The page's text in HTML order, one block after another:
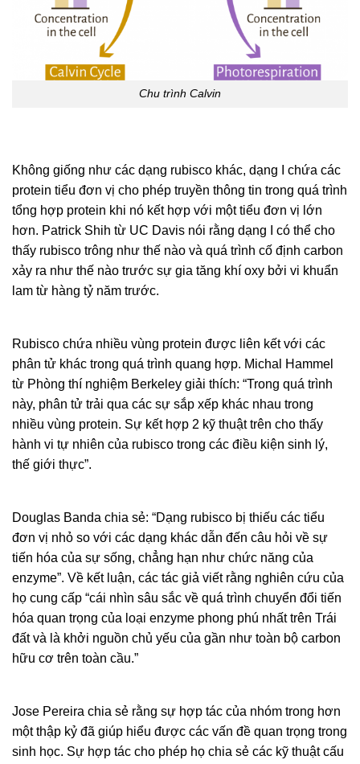
Chu trình Calvin
Không giống như các dạng rubisco khác, dạng I chứa các
protein tiểu đơn vị cho phép truyền thông tin trong quá trình
tổng hợp protein khi nó kết hợp với một tiểu đơn vị lớn
hơn. Patrick Shih từ UC Davis nói rằng dạng I có thể cho
thấy rubisco trông như thế nào và quá trình cố định carbon
xảy ra như thế nào trước sự gia tăng khí oxy bởi vi khuẩn
lam từ hàng tỷ năm trước.
Rubisco chứa nhiều vùng protein được liên kết với các
phân tử khác trong quá trình quang hợp. Michal Hammel
từ Phòng thí nghiệm Berkeley giải thích: “Trong quá trình
này, phân tử trải qua các sự sắp xếp khác nhau trong
nhiều vùng protein. Sự kết hợp 2 kỹ thuật trên cho thấy
hành vi tự nhiên của rubisco trong các điều kiện sinh lý,
thế giới thực”.
Douglas Banda chia sẻ: “Dạng rubisco bị thiếu các tiểu
đơn vị nhỏ so với các dạng khác dẫn đến câu hỏi về sự
tiến hóa của sự sống, chẳng hạn như chức năng của
enzyme”. Về kết luận, các tác giả viết rằng nghiên cứu của
họ cung cấp “cái nhìn sâu sắc về quá trình chuyển đổi tiến
hóa quan trọng của loại enzyme phong phú nhất trên Trái
đất và là khởi nguồn chủ yếu của gần như toàn bộ carbon
hữu cơ trên toàn cầu.”
Jose Pereira chia sẻ rằng sự hợp tác của nhóm trong hơn
một thập kỷ đã giúp hiểu được các vấn đề quan trọng trong
sinh học. Sự hợp tác cho phép họ chia sẻ các kỹ thuật cấu